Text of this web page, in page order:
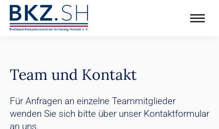
Team und Kontakt
Für Anfragen an einzelne Teammitglieder
wenden Sie sich bitte über unser Kontaktformular
an uns.